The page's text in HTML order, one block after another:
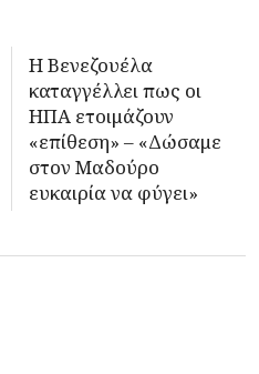
Η Βενεζουέλα
καταγγέλλει πως οι
ΗΠΑ ετοιμάζουν
«επίθεση» – «Δώσαμε
στον Μαδούρο
ευκαιρία να φύγει»